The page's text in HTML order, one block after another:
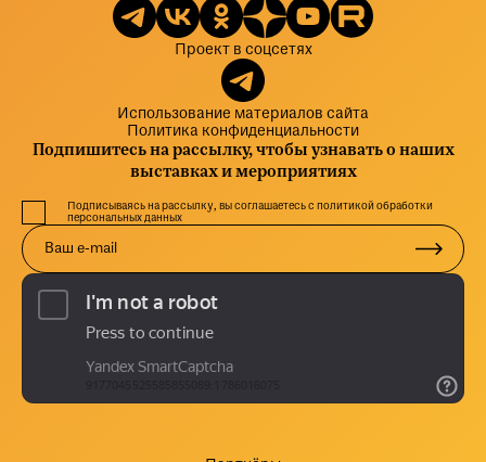
Проект в соцсетях
Использование материалов сайта
Политика конфиденциальности
Подпишитесь на рассылку, чтобы узнавать о наших
выставках и мероприятиях
Подписываясь на рассылку, вы соглашаетесь с политикой обработки
персональных данных